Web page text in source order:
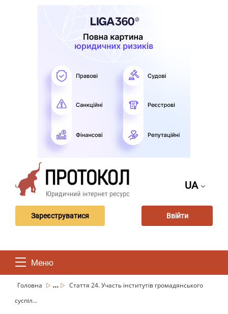
UA
Зареєструватися Ввійти
Меню
Головна ...
Стаття 24. Участь інститутів громадянського
суспіл...